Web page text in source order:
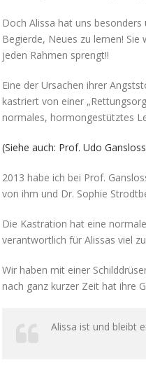
Doch Alissa hat uns
Begierde, Neues zu lernen!
jeden Rahmen sprengt!!
Eine der Ursachen ihrer
kastriert von einer
normales, hormongestütztes
(Siehe auch: Prof. Udo
2013 habe ich bei Prof.
von ihm und Dr. Sophie
Die Kastration hat eine
verantwortlich für Alissas viel
Wir haben mit einer
nach ganz kurzer Zeit hat ihre
Alissa ist und bleibt